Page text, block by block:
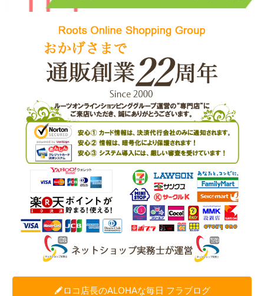
ロコ店長のALOHAな毎日 フラブログ